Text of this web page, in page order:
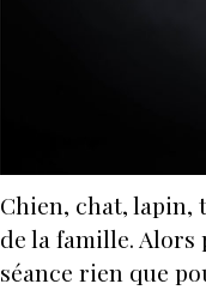
Chien, chat, lapin,
de la famille.
séance rien que